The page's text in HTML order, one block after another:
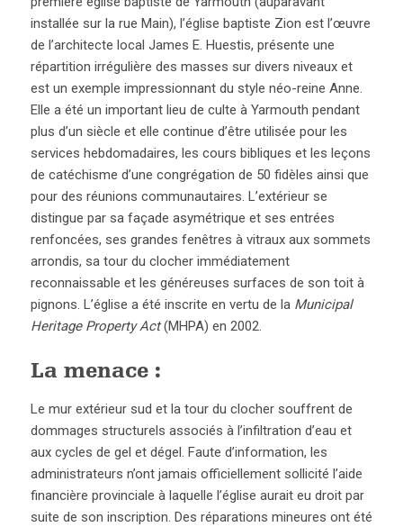
installée sur la rue Main), l’église baptiste Zion est l’œuvre
de l’architecte local James E. Huestis, présente une
répartition irrégulière des masses sur divers niveaux et
est un exemple impressionnant du style néo-reine Anne.
Elle a été un important lieu de culte à Yarmouth pendant
plus d’un siècle et elle continue d’être utilisée pour les
services hebdomadaires, les cours bibliques et les leçons
de catéchisme d’une congrégation de 50 fidèles ainsi que
pour des réunions communautaires. L’extérieur se
distingue par sa façade asymétrique et ses entrées
renfoncées, ses grandes fenêtres à vitraux aux sommets
arrondis, sa tour du clocher immédiatement
reconnaissable et les généreuses surfaces de son toit à
pignons. L’église a été inscrite en vertu de la Municipal
Heritage Property Act(MHPA) en 2002.
La menace :
Le mur extérieur sud et la tour du clocher souffrent de
dommages structurels associés à l’infiltration d’eau et
aux cycles de gel et dégel. Faute d’information, les
administrateurs n’ont jamais officiellement sollicité l’aide
financière provinciale à laquelle l’église aurait eu droit par
suite de son inscription. Des réparations mineures ont été